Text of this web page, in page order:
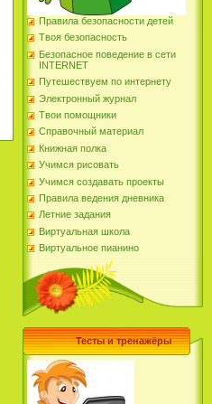
Правила безопасности детей
Твоя безопасность
Безопасное поведение в сети
INTERNET
Путешествуем по интернету
Электронный журнал
Твои помощники
Справочный материал
Книжная полка
Учимся рисовать
Учимся создавать проекты
Правила ведения дневника
Летние задания
Виртуальная школа
Виртуальное пианино
Тесты и тренажёры